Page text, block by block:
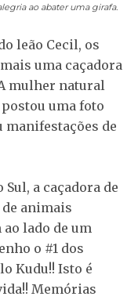
ao abater uma girafa.
leão Cecil, os
uma caçadora
mulher natural
uma foto
manifestações de
a caçadora de
animais
lado de um
o #1 dos
Kudu!! Isto é
Memórias